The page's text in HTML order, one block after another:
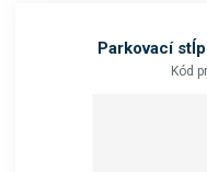
Parkovací
Kód